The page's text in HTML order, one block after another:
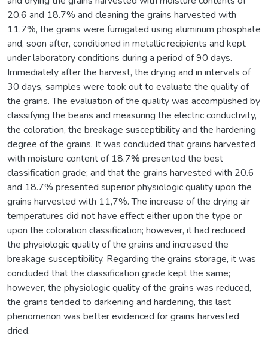
20.6 and 18.7% and cleaning the grains harvested with
11.7%, the grains were fumigated using aluminum phosphate
and, soon after, conditioned in metallic recipients and kept
under laboratory conditions during a period of 90 days.
Immediately after the harvest, the drying and in intervals of
30 days, samples were took out to evaluate the quality of
the grains. The evaluation of the quality was accomplished by
classifying the beans and measuring the electric conductivity,
the coloration, the breakage susceptibility and the hardening
degree of the grains. It was concluded that grains harvested
with moisture content of 18.7% presented the best
classification grade; and that the grains harvested with 20.6
and 18.7% presented superior physiologic quality upon the
grains harvested with 11,7%. The increase of the drying air
temperatures did not have effect either upon the type or
upon the coloration classification; however, it had reduced
the physiologic quality of the grains and increased the
breakage susceptibility. Regarding the grains storage, it was
concluded that the classification grade kept the same;
however, the physiologic quality of the grains was reduced,
the grains tended to darkening and hardening, this last
phenomenon was better evidenced for grains harvested
dried.